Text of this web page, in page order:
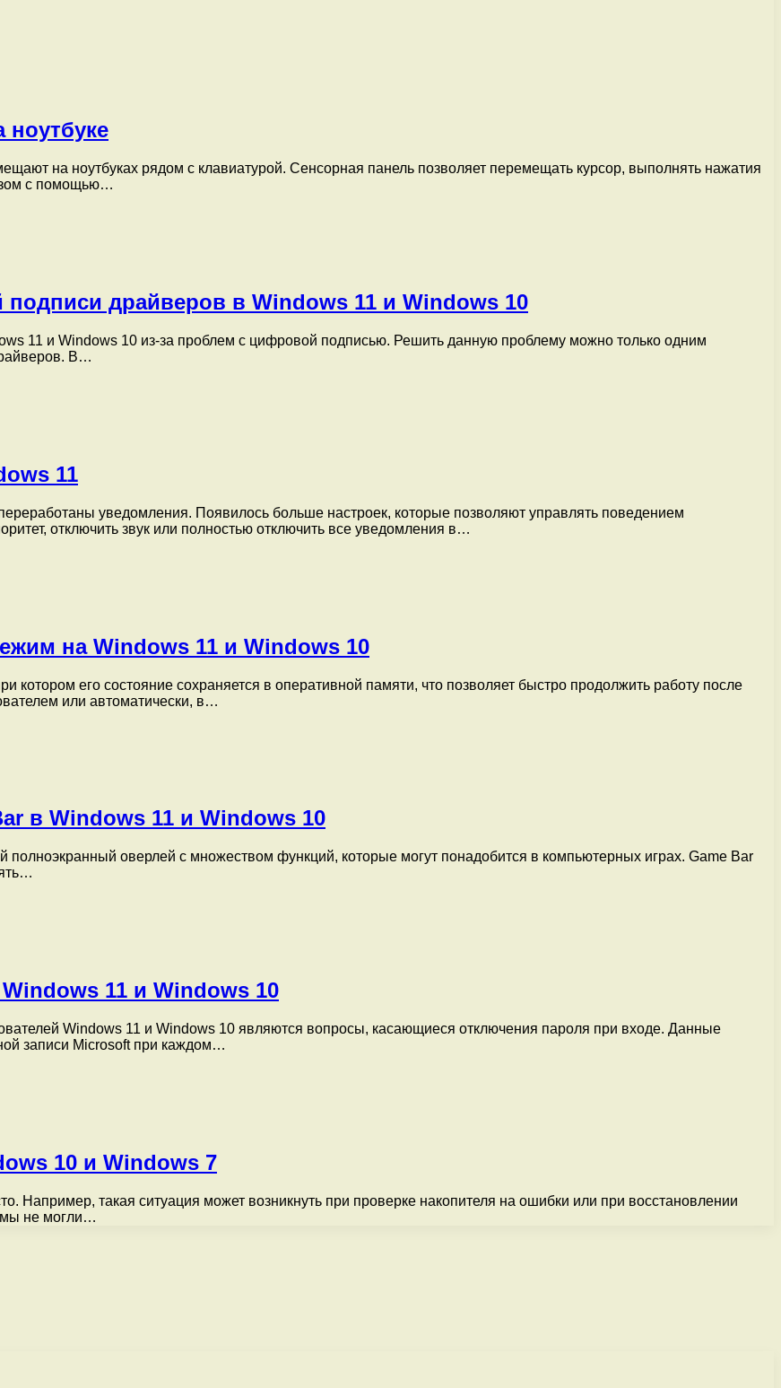
ноутбуке
на ноутбуках рядом с клавиатурой. Сенсорная панель позволяет перемещать курсор, выполнять нажатия
с помощью…
драйверов в Windows 11 и Windows 10
11 и Windows 10 из-за проблем с цифровой подписью. Решить данную проблему можно только одним
В…
11
уведомления. Появилось больше настроек, которые позволяют управлять поведением
отключить звук или полностью отключить все уведомления в…
на Windows 11 и Windows 10
его состояние сохраняется в оперативной памяти, что позволяет быстро продолжить работу после
или автоматически, в…
в Windows 11 и Windows 10
оверлей с множеством функций, которые могут понадобится в компьютерных играх. Game Bar
11 и Windows 10
Windows 11 и Windows 10 являются вопросы, касающиеся отключения пароля при входе. Данные
записи Microsoft при каждом…
10 и Windows 7
Например, такая ситуация может возникнуть при проверке накопителя на ошибки или при восстановлении
не могли…